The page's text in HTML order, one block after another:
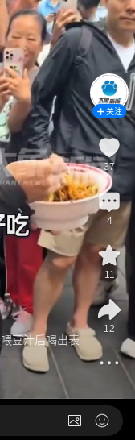
豆汁后喝出表
关注
37
4
11
12